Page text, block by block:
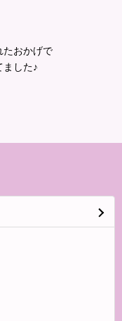
たおかげで
ました♪